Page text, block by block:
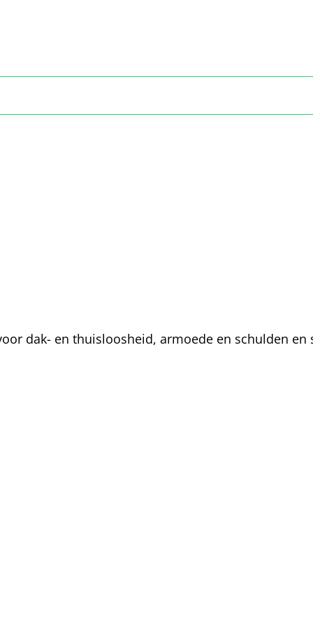
dak- en thuisloosheid, armoede en schulden